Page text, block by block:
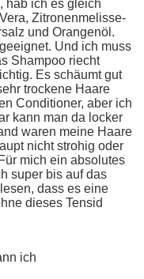
hab ich es gleich
Zitronenmelisse-
und Orangenöl.
Und ich muss
Shampoo riecht
Es schäumt gut
trockene Haare
Conditioner, aber ich
kann man da locker
waren meine Haare
nicht strohig oder
mich ein absolutes
super bis auf das
dass es eine
dieses Tensid
ich